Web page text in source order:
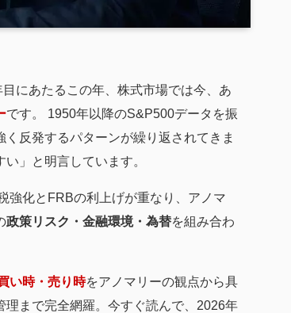
にあたるこの年、株式市場では今、あ
です。 1950年以降のS&P500データを振
反発するパターンが繰り返されてきま
」と明言しています。
強化とFRBの利上げが重なり、アノマ
政策リスク・金融環境・為替を組み合わ
い時・売り時をアノマリーの観点から具
まで完全網羅。今すぐ読んで、2026年